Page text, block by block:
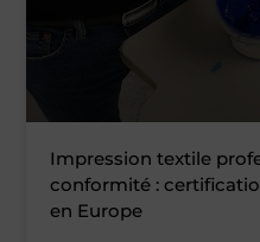
Impression textile
conformité :
en Europe